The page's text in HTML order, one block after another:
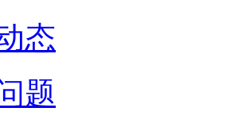
态
题